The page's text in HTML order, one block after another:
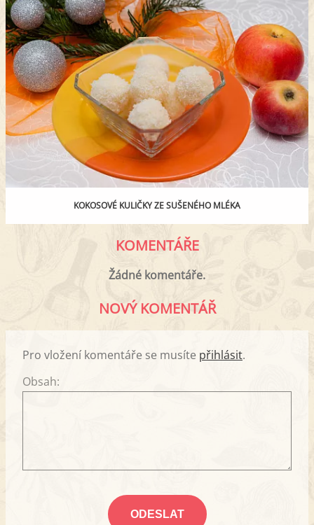
KOKOSOVÉ KULIČKY ZE SUŠENÉHO MLÉKA
KOMENTÁŘE
Žádné komentáře.
NOVÝ KOMENTÁŘ
Pro vložení komentáře se musíte přihlásit.
Obsah: